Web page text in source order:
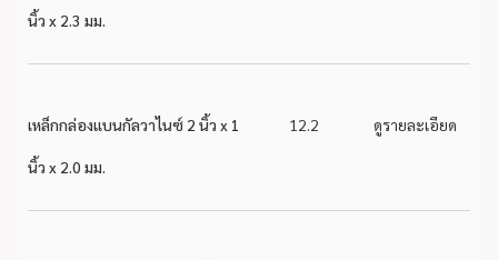
นิ้ว x 2.3 มม.
เหล็กกล่องแบนกัลวาไนซ์ 2 นิ้ว x 1
นิ้ว x 2.0 มม.
12.2 ดูรายละเอียด